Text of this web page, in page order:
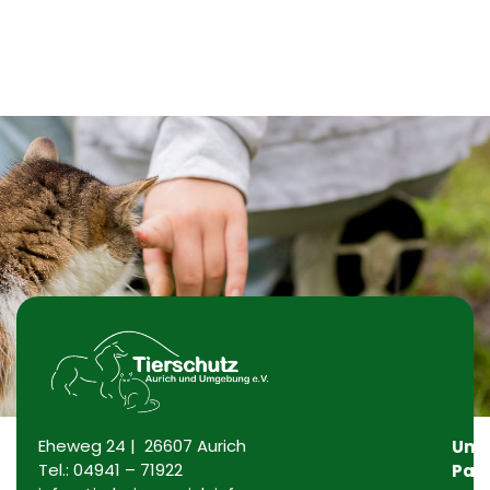
Eheweg 24 | 26607 Aurich
Tel.: 04941 – 71922